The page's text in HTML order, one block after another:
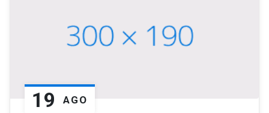
19 AGO